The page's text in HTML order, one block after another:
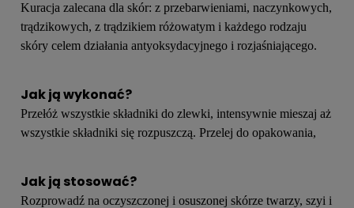
Kuracja zalecana dla skór: z przebarwieniami, naczynkowych,
trądzikowych, z trądzikiem różowatym i każdego rodzaju
skóry celem działania antyoksydacyjnego i rozjaśniającego.
Jak ją wykonać?
Przełóż wszystkie składniki do zlewki, intensywnie mieszaj aż
wszystkie składniki się rozpuszczą. Przelej do opakowania,
Jak ją stosować?
Rozprowadź na oczyszczonej i osuszonej skórze twarzy, szyi i